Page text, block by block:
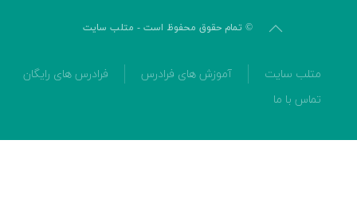
© تمام حقوق محفوظ است - متلب سایت
متلب سایت آموزش های فرادرس
فرادرس های رایگان
تماس با ما